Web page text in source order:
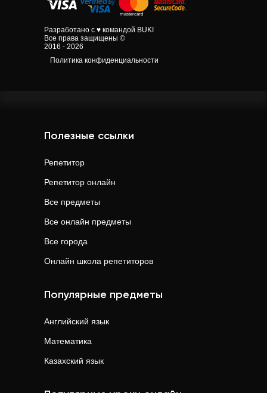
Разработано с ♥ командой BUKI
Все права защищены ©
2016 - 2026
Политика конфиденциальности
Полезные ссылки
Репетитор
Репетитор онлайн
Все предметы
Все онлайн предметы
Все города
Онлайн школа репетиторов
Популярные предметы
Английский язык
Математика
Казахский язык